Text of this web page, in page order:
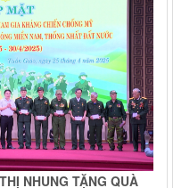
NHUNG TẶNG QUÀ